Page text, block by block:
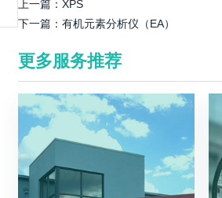
上一篇： XPS
下一篇： 有机元素分析仪（EA）
更多服务推荐